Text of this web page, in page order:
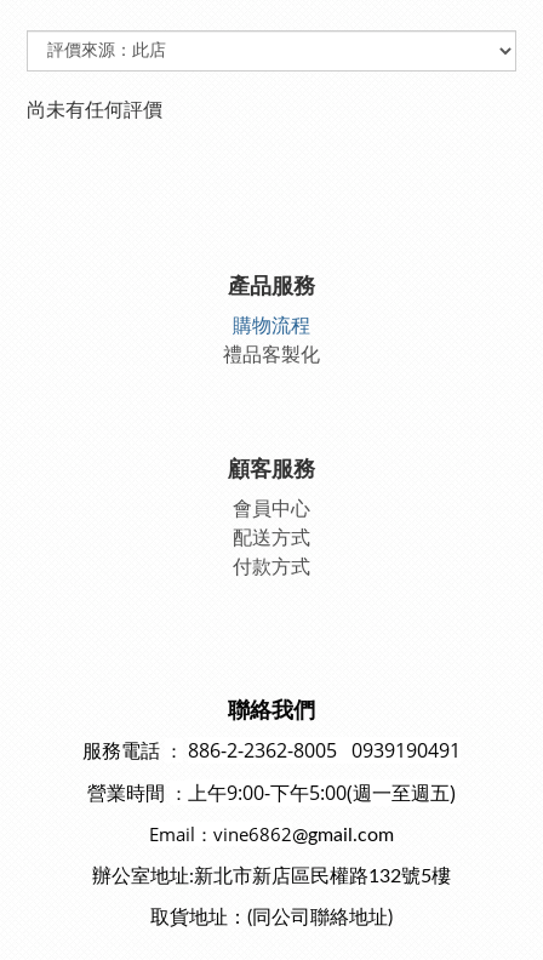
尚未有任何評價
產品服務
購物流程
禮品客製化
顧客服務
會員中心
配送方式
付款方式
聯絡我們
服務電話 ： 886-2-2362-8005 0939190491
營業時間 ： 上午9:00-下午5:00(週一至週五)
Email：vine6862@gmail.com
辦公室地址:新北市新店區民權路132號5樓
取貨地址：(同公司聯絡地址)